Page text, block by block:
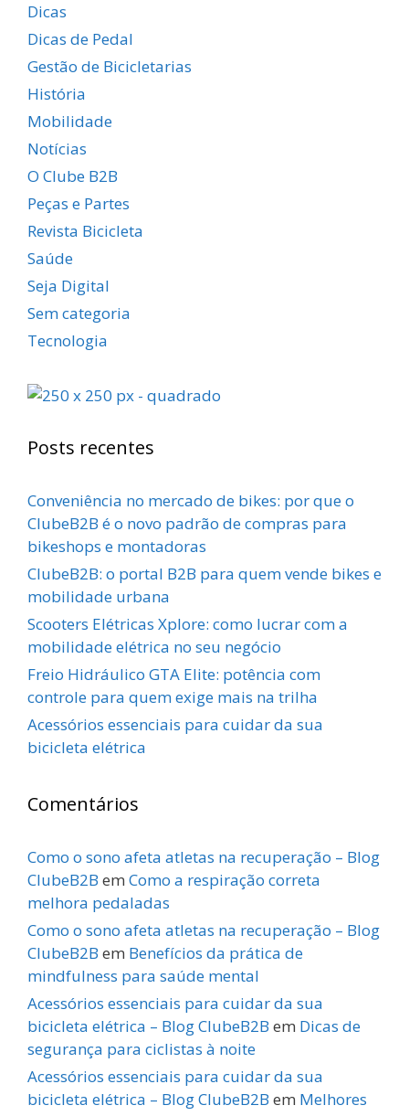
Dicas
Dicas de Pedal
Gestão de Bicicletarias
História
Mobilidade
Notícias
O Clube B2B
Peças e Partes
Revista Bicicleta
Saúde
Seja Digital
Sem categoria
Tecnologia
Posts recentes
Conveniência no mercado de bikes: por que o
ClubeB2B é o novo padrão de compras para
bikeshops e montadoras
ClubeB2B: o portal B2B para quem vende bikes e
mobilidade urbana
Scooters Elétricas Xplore: como lucrar com a
mobilidade elétrica no seu negócio
Freio Hidráulico GTA Elite: potência com
controle para quem exige mais na trilha
Acessórios essenciais para cuidar da sua
bicicleta elétrica
Comentários
Como o sono afeta atletas na recuperação – Blog
ClubeB2B em Como a respiração correta
melhora pedaladas
Como o sono afeta atletas na recuperação – Blog
ClubeB2B em Benefícios da prática de
mindfulness para saúde mental
Acessórios essenciais para cuidar da sua
bicicleta elétrica – Blog ClubeB2B em Dicas de
segurança para ciclistas à noite
Acessórios essenciais para cuidar da sua
bicicleta elétrica – Blog ClubeB2B em Melhores